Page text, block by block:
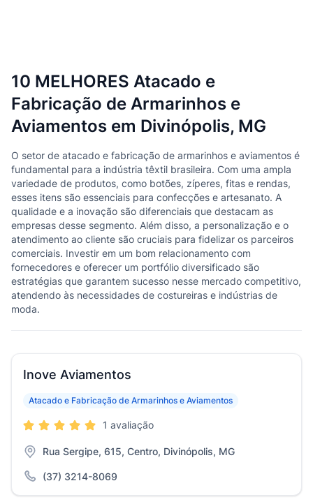
10 MELHORES Atacado e
Fabricação de Armarinhos e
Aviamentos em Divinópolis, MG
O setor de atacado e fabricação de armarinhos e aviamentos é
fundamental para a indústria têxtil brasileira. Com uma ampla
variedade de produtos, como botões, zíperes, fitas e rendas,
esses itens são essenciais para confecções e artesanato. A
qualidade e a inovação são diferenciais que destacam as
empresas desse segmento. Além disso, a personalização e o
atendimento ao cliente são cruciais para fidelizar os parceiros
comerciais. Investir em um bom relacionamento com
fornecedores e oferecer um portfólio diversificado são
estratégias que garantem sucesso nesse mercado competitivo,
atendendo às necessidades de costureiras e indústrias de
moda.
Inove Aviamentos
Atacado e Fabricação de Armarinhos e Aviamentos
1 avaliação
Rua Sergipe, 615, Centro, Divinópolis, MG
(37) 3214-8069